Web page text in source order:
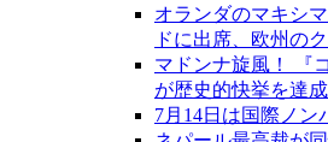
オランダのマキシ
ドに出席、欧州の
マドンナ旋風！ 『
が歴史的快挙を達成
7月14日は国際ノン